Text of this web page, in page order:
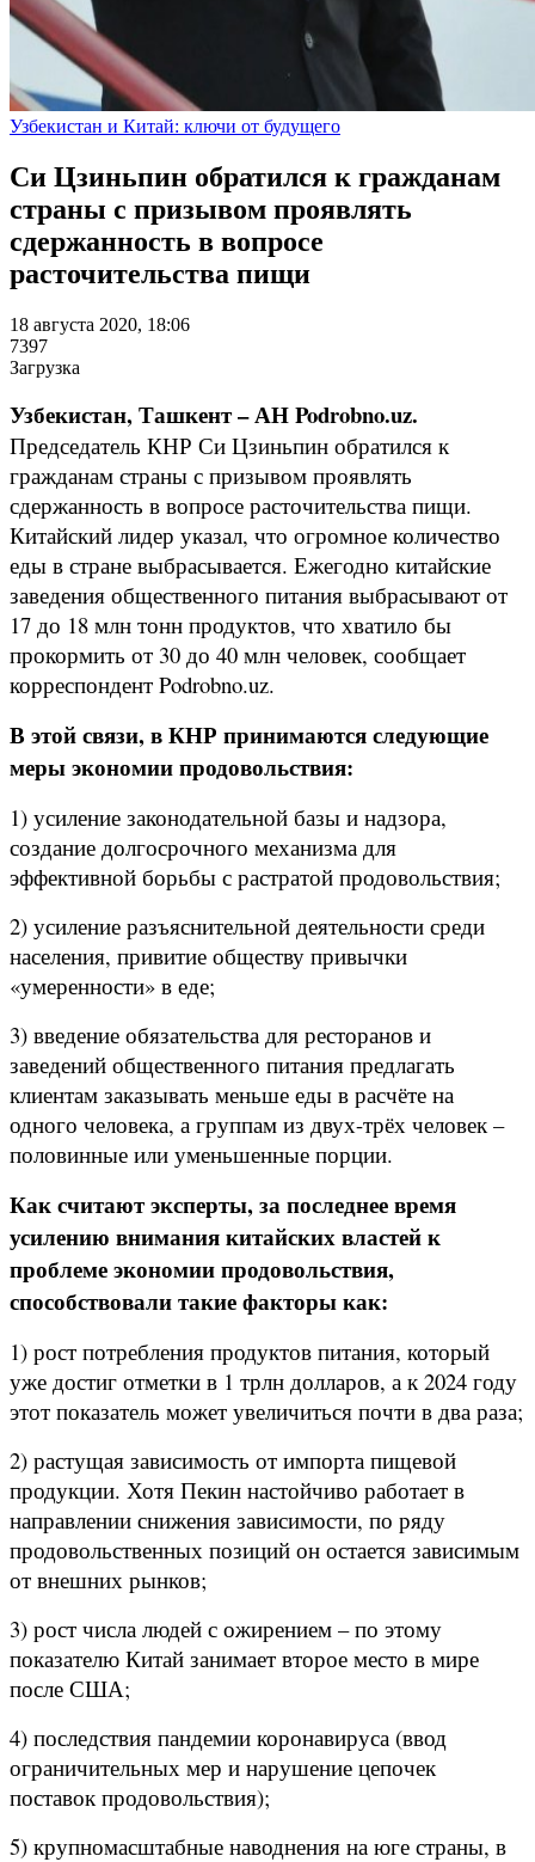
Узбекистан и Китай: ключи от будущего
Си Цзиньпин обратился к гражданам
страны с призывом проявлять
сдержанность в вопросе
расточительства пищи
18 августа 2020, 18:06
7397
Загрузка
Узбекистан, Ташкент – АН Podrobno.uz.
Председатель КНР Си Цзиньпин обратился к
гражданам страны с призывом проявлять
сдержанность в вопросе расточительства пищи.
Китайский лидер указал, что огромное количество
еды в стране выбрасывается. Ежегодно китайские
заведения общественного питания выбрасывают от
17 до 18 млн тонн продуктов, что хватило бы
прокормить от 30 до 40 млн человек, сообщает
корреспондент Podrobno.uz.
В этой связи, в КНР принимаются следующие
меры экономии продовольствия:
1) усиление законодательной базы и надзора,
создание долгосрочного механизма для
эффективной борьбы с растратой продовольствия;
2) усиление разъяснительной деятельности среди
населения, привитие обществу привычки
«умеренности» в еде;
3) введение обязательства для ресторанов и
заведений общественного питания предлагать
клиентам заказывать меньше еды в расчёте на
одного человека, а группам из двух-трёх человек –
половинные или уменьшенные порции.
Как считают эксперты, за последнее время
усилению внимания китайских властей к
проблеме экономии продовольствия,
способствовали такие факторы как:
1) рост потребления продуктов питания, который
уже достиг отметки в 1 трлн долларов, а к 2024 году
этот показатель может увеличиться почти в два раза;
2) растущая зависимость от импорта пищевой
продукции. Хотя Пекин настойчиво работает в
направлении снижения зависимости, по ряду
продовольственных позиций он остается зависимым
от внешних рынков;
3) рост числа людей с ожирением – по этому
показателю Китай занимает второе место в мире
после США;
4) последствия пандемии коронавируса (ввод
ограничительных мер и нарушение цепочек
поставок продовольствия);
5) крупномасштабные наводнения на юге страны, в